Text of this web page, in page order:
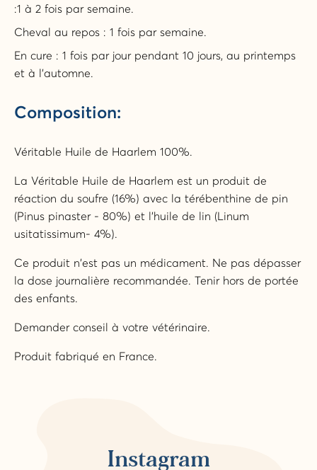
:1 à 2 fois par semaine.
Cheval au repos : 1 fois par semaine.
En cure : 1 fois par jour pendant 10 jours, au printemps
et à l’automne.
Composition:
Véritable Huile de Haarlem 100%.
La Véritable Huile de Haarlem est un produit de
réaction du soufre (16%) avec la térébenthine de pin
(Pinus pinaster - 80%) et l’huile de lin (Linum
usitatissimum- 4%).
Ce produit n'est pas un médicament. Ne pas dépasser
la dose journalière recommandée. Tenir hors de portée
des enfants.
Demander conseil à votre vétérinaire.
Produit fabriqué en France.
Instagram